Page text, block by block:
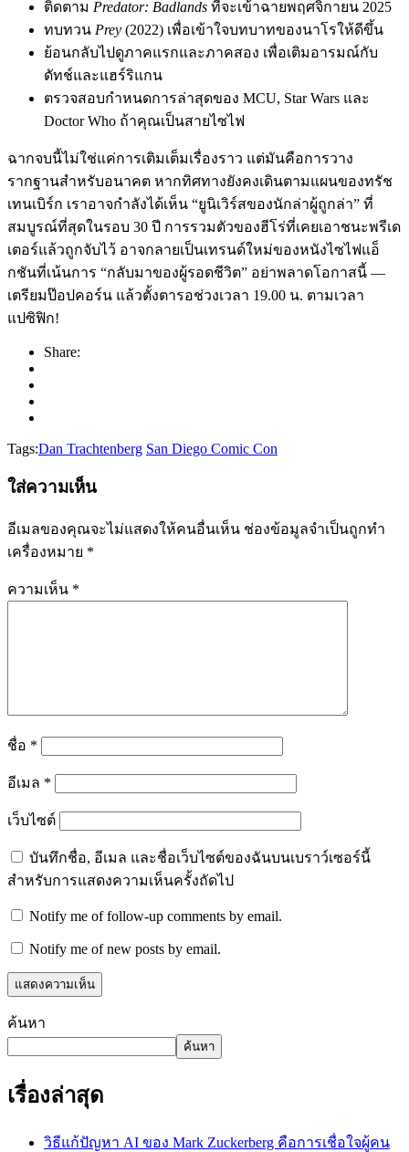
ติดตาม Predator: Badlands ที่จะเข้าฉายพฤศจิกายน 2025
ทบทวน Prey (2022) เพื่อเข้าใจบทบาทของนาโรให้ดีขึ้น
ย้อนกลับไปดูภาคแรกและภาคสอง เพื่อเติมอารมณ์กับ
ดัทช์และแฮร์ริแกน
ตรวจสอบกำหนดการล่าสุดของ MCU, Star Wars และ
Doctor Who ถ้าคุณเป็นสายไซไฟ
ฉากจบนี้ไม่ใช่แค่การเติมเต็มเรื่องราว แต่มันคือการวาง
รากฐานสำหรับอนาคต หากทิศทางยังคงเดินตามแผนของทรัช
เทนเบิร์ก เราอาจกำลังได้เห็น “ยูนิเวิร์สของนักล่าผู้ถูกล่า” ที่
สมบูรณ์ที่สุดในรอบ 30 ปี การรวมตัวของฮีโร่ที่เคยเอาชนะพรีเด
เตอร์แล้วถูกจับไว้ อาจกลายเป็นเทรนด์ใหม่ของหนังไซไฟแอ็
กชันที่เน้นการ “กลับมาของผู้รอดชีวิต” อย่าพลาดโอกาสนี้ —
เตรียมป๊อปคอร์น แล้วตั้งตารอช่วงเวลา 19.00 น. ตามเวลา
แปซิฟิก!
Share:
Tags:Dan Trachtenberg San Diego Comic Con
ใส่ความเห็น
อีเมลของคุณจะไม่แสดงให้คนอื่นเห็น ช่องข้อมูลจำเป็นถูกทำ
เครื่องหมาย *
ความเห็น *
ชื่อ *
อีเมล *
เว็บไซต์
บันทึกชื่อ, อีเมล และชื่อเว็บไซต์ของฉันบนเบราว์เซอร์นี้
สำหรับการแสดงความเห็นครั้งถัดไป
Notify me of follow-up comments by email.
Notify me of new posts by email.
ค้นหา
ค้นหา
เรื่องล่าสุด
วิธีแก้ปัญหา AI ของ Mark Zuckerberg คือการเชื่อใจผู้คน